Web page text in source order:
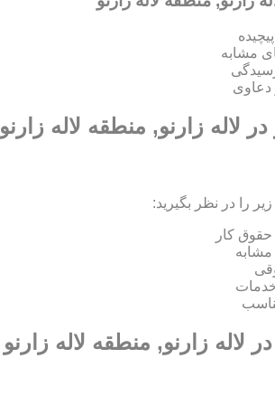
مشابه
دعاوی
لاله زارنو, منطقه لاله زارنو
زیر را در نظر بگیرید:
کار
مشابه
لاله زارنو, منطقه لاله زارنو